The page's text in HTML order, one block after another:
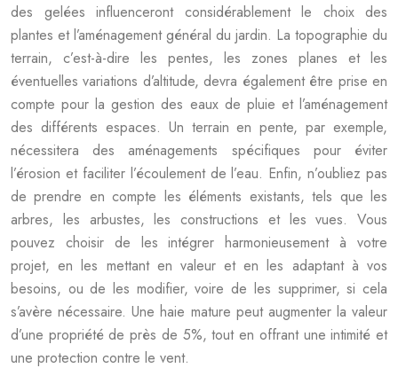
des gelées influenceront considérablement le choix des
plantes et l’aménagement général du jardin. La topographie du
terrain, c’est-à-dire les pentes, les zones planes et les
éventuelles variations d’altitude, devra également être prise en
compte pour la gestion des eaux de pluie et l’aménagement
des différents espaces. Un terrain en pente, par exemple,
nécessitera des aménagements spécifiques pour éviter
l’érosion et faciliter l’écoulement de l’eau. Enfin, n’oubliez pas
de prendre en compte les éléments existants, tels que les
arbres, les arbustes, les constructions et les vues. Vous
pouvez choisir de les intégrer harmonieusement à votre
projet, en les mettant en valeur et en les adaptant à vos
besoins, ou de les modifier, voire de les supprimer, si cela
s’avère nécessaire. Une haie mature peut augmenter la valeur
d’une propriété de près de 5%, tout en offrant une intimité et
une protection contre le vent.